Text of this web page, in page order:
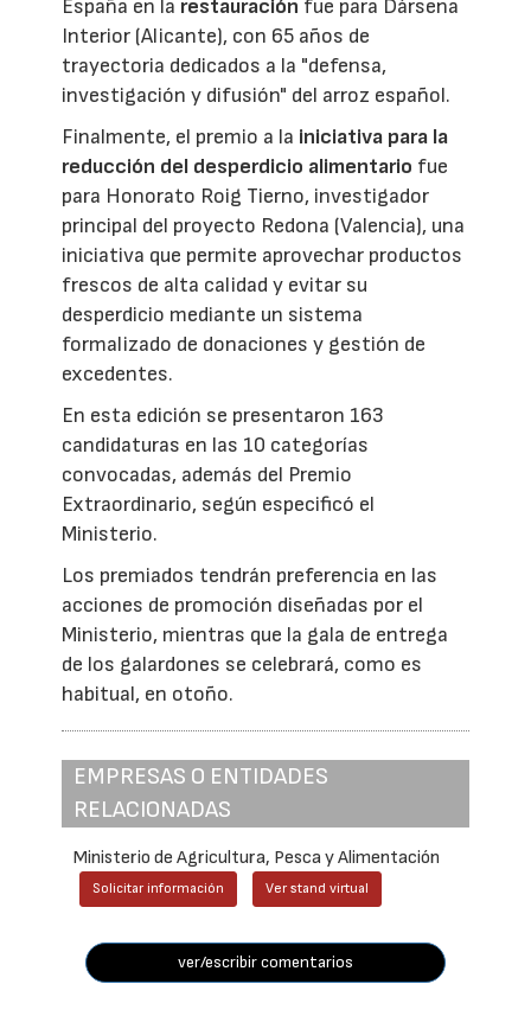
España en la restauración fue para Dársena
Interior (Alicante), con 65 años de
trayectoria dedicados a la "defensa,
investigación y difusión" del arroz español.
Finalmente, el premio a la iniciativa para la
reducción del desperdicio alimentario fue
para Honorato Roig Tierno, investigador
principal del proyecto Redona (Valencia), una
iniciativa que permite aprovechar productos
frescos de alta calidad y evitar su
desperdicio mediante un sistema
formalizado de donaciones y gestión de
excedentes.
En esta edición se presentaron 163
candidaturas en las 10 categorías
convocadas, además del Premio
Extraordinario, según especificó el
Ministerio.
Los premiados tendrán preferencia en las
acciones de promoción diseñadas por el
Ministerio, mientras que la gala de entrega
de los galardones se celebrará, como es
habitual, en otoño.
EMPRESAS O ENTIDADES
RELACIONADAS
Ministerio de Agricultura, Pesca y Alimentación
Solicitar información Ver stand virtual
ver/escribir comentarios